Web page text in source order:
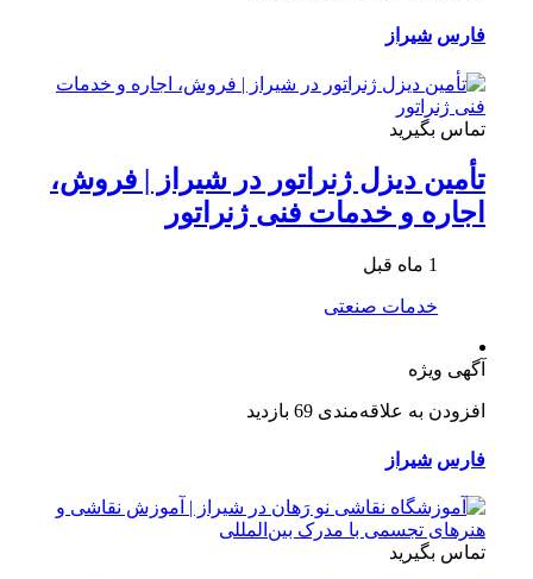
فارس شیراز
تماس بگیرید
تأمین دیزل ژنراتور در شیراز | فروش،
اجاره و خدمات فنی ژنراتور
1 ماه قبل
خدمات صنعتی
آگهی ویژه
افزودن به علاقه‌مندی 69 بازدید
فارس شیراز
تماس بگیرید